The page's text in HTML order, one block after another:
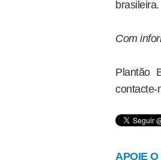
brasileira.
Com
Plantão
contacte-
APOIE